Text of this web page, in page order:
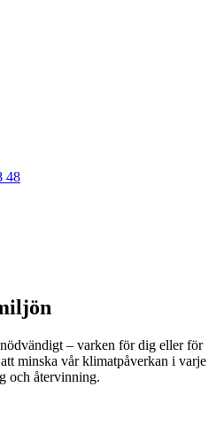
48
– varken för dig eller för
minska vår klimatpåverkan i varje
och återvinning.